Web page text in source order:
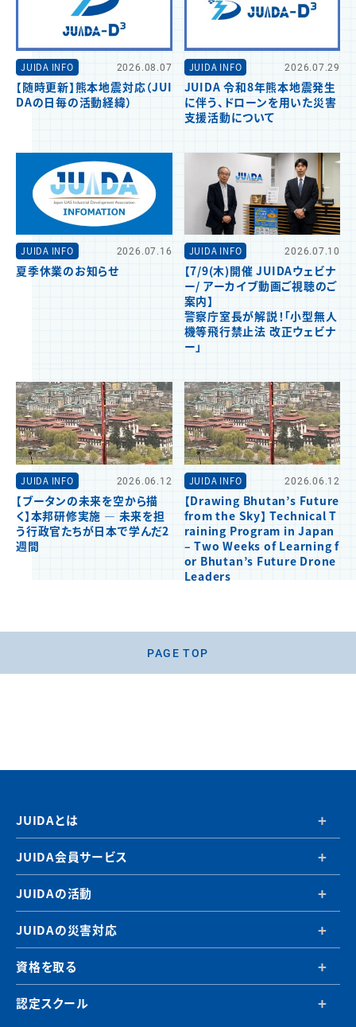
JUIDA INFO 2026.08.07
【随時更新】熊本地震対応（JUI
DAの日毎の活動経緯）
JUIDA INFO 2026.07.29
JUIDA 令和8年熊本地震発生
に伴う、ドローンを用いた災害
支援活動について
JUIDA INFO 2026.07.16
夏季休業のお知らせ
JUIDA INFO 2026.07.10
【7/9(木)開催 JUIDAウェビナ
ー/ アーカイブ動画ご視聴のご
案内】
警察庁室長が解説！「小型無人
機等飛行禁止法 改正ウェビナ
ー」
JUIDA INFO 2026.06.12
【ブータンの未来を空から描
く】本邦研修実施 ― 未来を担
う行政官たちが日本で学んだ2
週間
JUIDA INFO 2026.06.12
【Drawing Bhutan’s Future
from the Sky】 Technical T
raining Program in Japan
– Two Weeks of Learning f
or Bhutan’s Future Drone
Leaders
PAGE TOP
JUIDAとは
JUIDA会員サービス
JUIDAの活動
JUIDAの災害対応
資格を取る
認定スクール